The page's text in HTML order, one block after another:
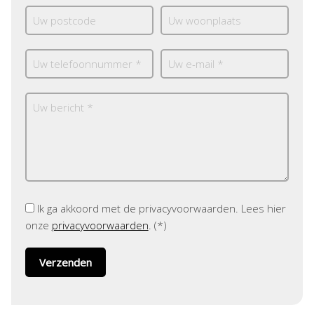
Ik ga akkoord met de privacyvoorwaarden. Lees hier
onze privacyvoorwaarden. (*)